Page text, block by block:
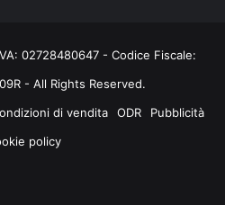
02728480647 - Codice Fiscale:
- All Rights Reserved.
di vendita ODR
Pubblicità
policy